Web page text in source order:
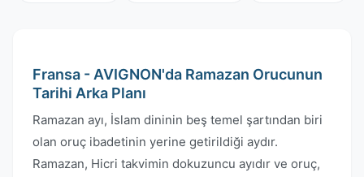
Fransa - AVIGNON'da Ramazan Orucunun
Tarihi Arka Planı
Ramazan ayı, İslam dininin beş temel şartından biri
olan oruç ibadetinin yerine getirildiği aydır.
Ramazan, Hicri takvimin dokuzuncu ayıdır ve oruç,